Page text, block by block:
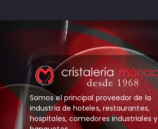
Somos el principal proveedor de la
industria de hoteles, restaurantes,
hospitales, comedores industriales y